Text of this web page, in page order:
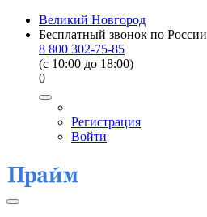
Великий Новгород
Бесплатный звонок по России
8 800 302-75-85
(c 10:00 до 18:00)
0
Регистрация
Войти